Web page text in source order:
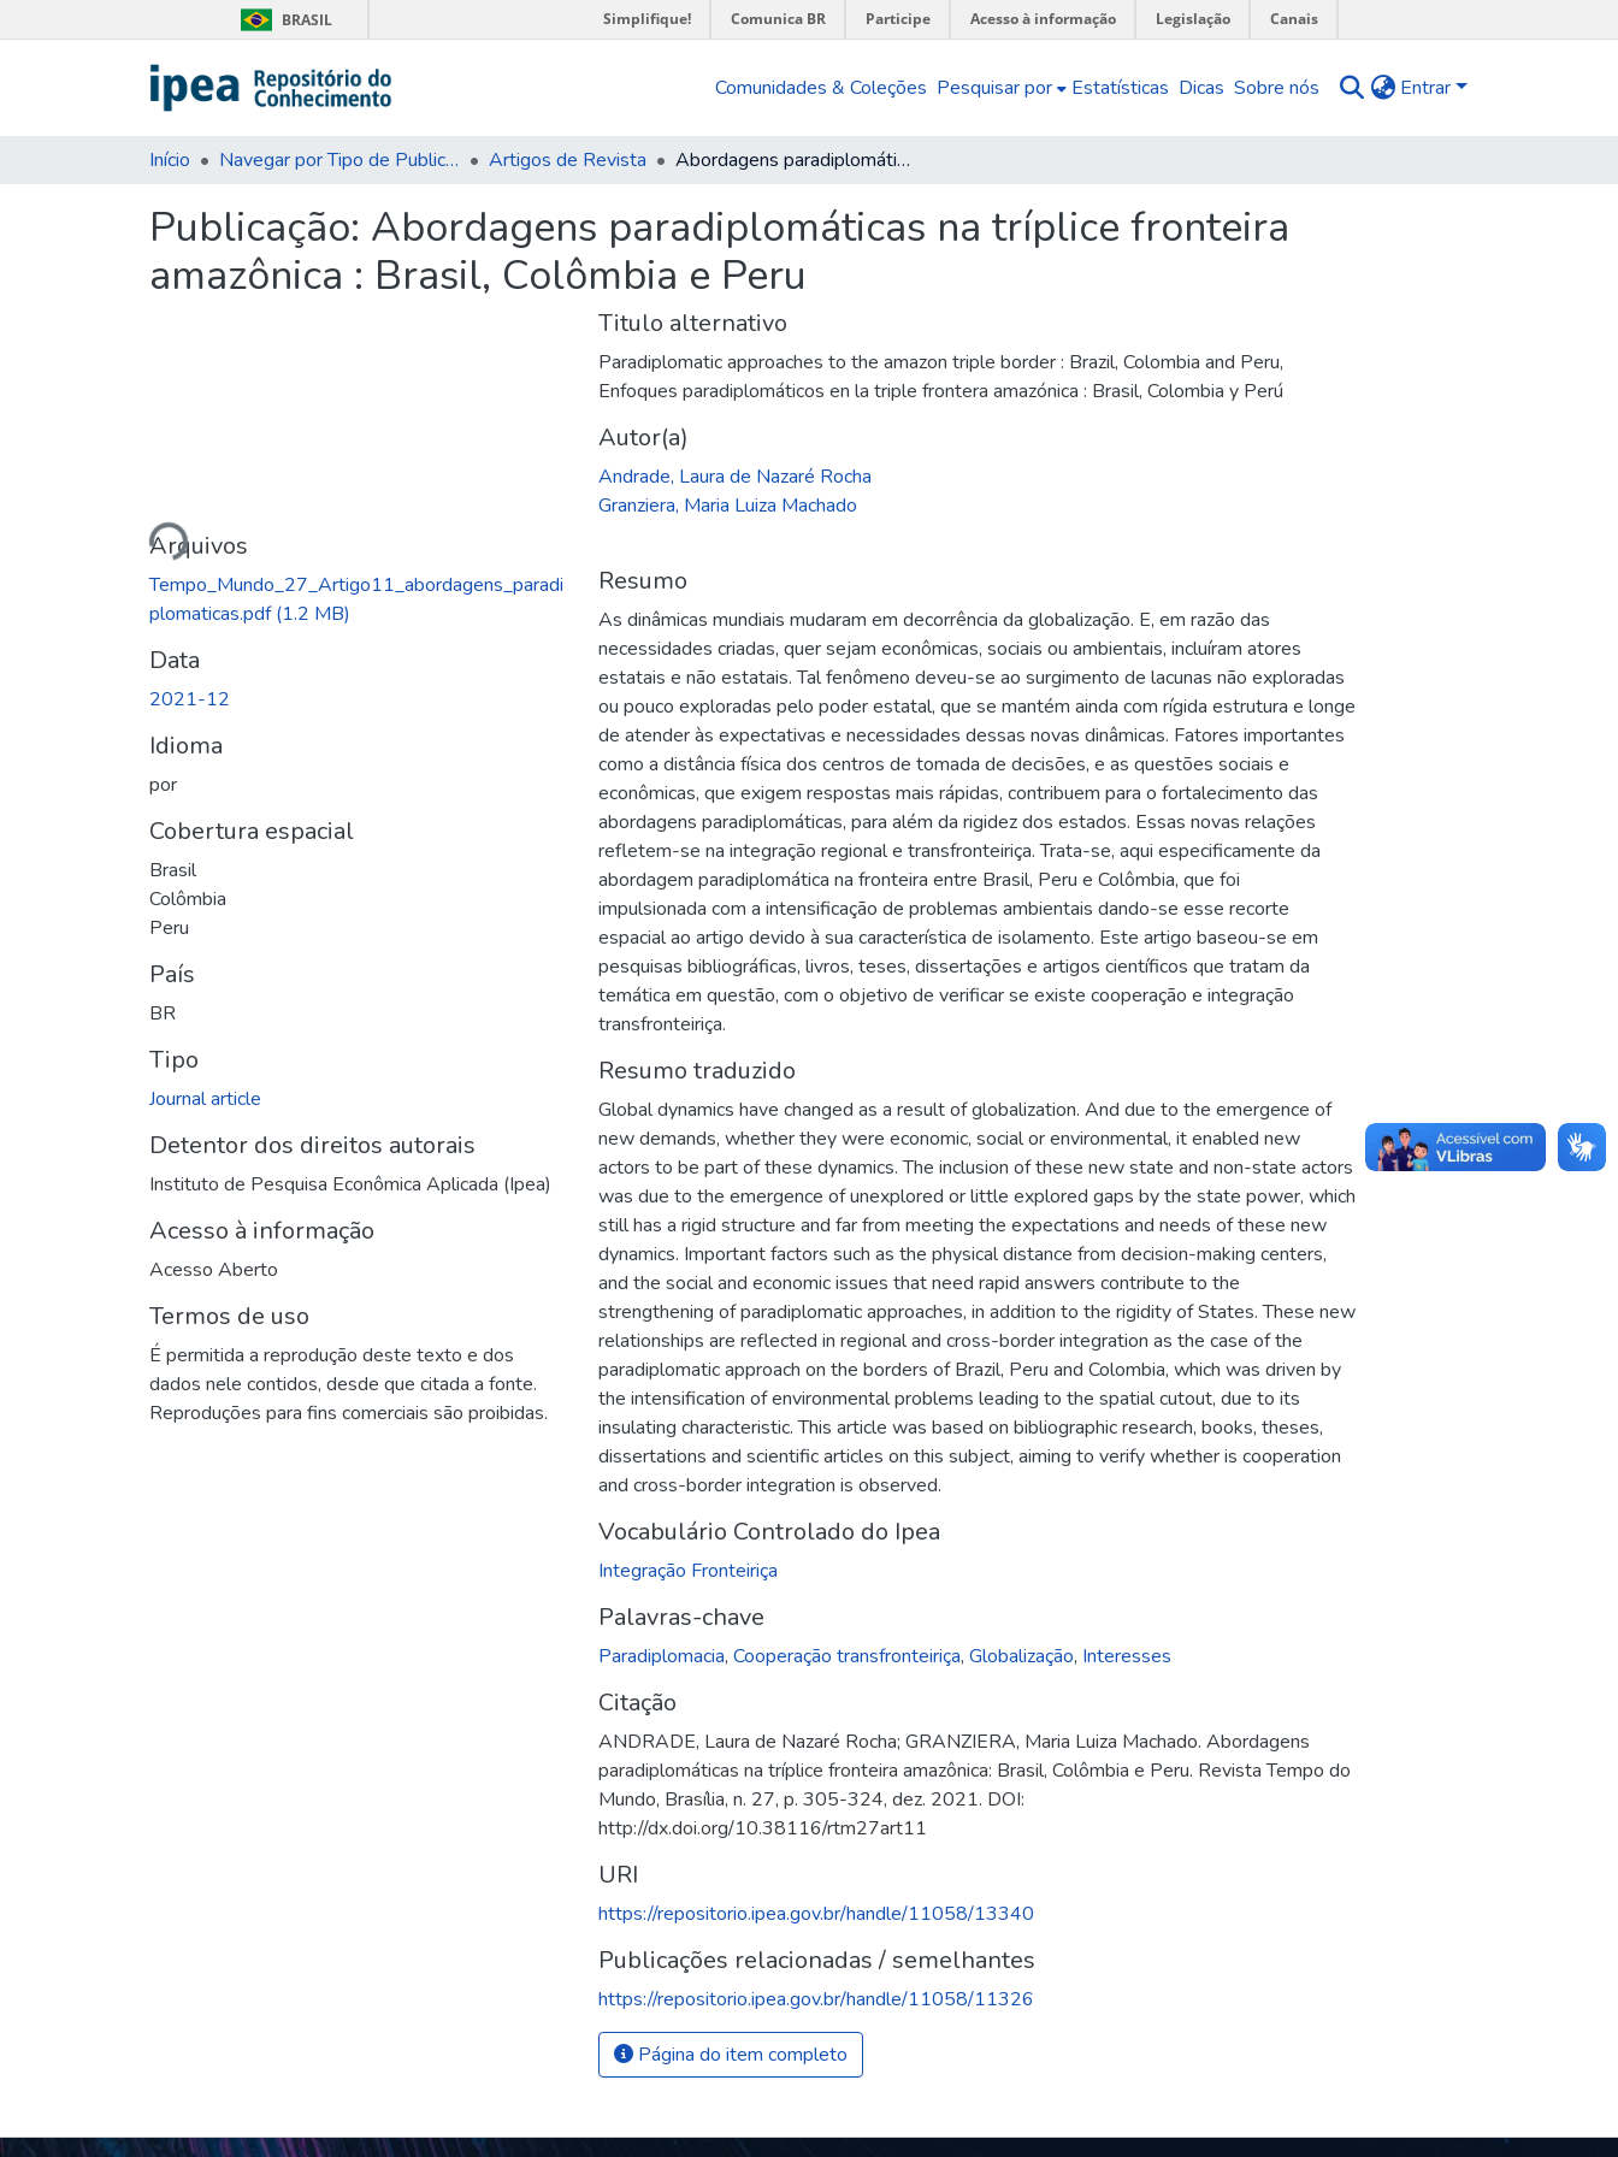
BRASIL Simplifique! Comunica BR Participe Acesso à informação Legislação Canais
Comunidades & Coleções Pesquisar por Estatísticas Dicas Sobre nós Entrar
Início Navegar por Tipo de Publicação Artigos de Revista Abordagens paradiplomáticas na tríplice fronteira amazônica : Brasil, Colômbia e Peru
Publicação: Abordagens paradiplomáticas na tríplice fronteira
amazônica : Brasil, Colômbia e Peru
Carregando...
Arquivos
Tempo_Mundo_27_Artigo11_abordagens_paradi
plomaticas.pdf(1.2 MB)
Data
2021-12
Idioma
por
Cobertura espacial
Brasil
Colômbia
Peru
País
BR
Tipo
Journal article
Detentor dos direitos autorais
Instituto de Pesquisa Econômica Aplicada (Ipea)
Acesso à informação
Acesso Aberto
Termos de uso
É permitida a reprodução deste texto e dos
dados nele contidos, desde que citada a fonte.
Reproduções para fins comerciais são proibidas.
Titulo alternativo
Paradiplomatic approaches to the amazon triple border : Brazil, Colombia and Peru,
Enfoques paradiplomáticos en la triple frontera amazónica : Brasil, Colombia y Perú
Autor(a)
Andrade, Laura de Nazaré Rocha
Granziera, Maria Luiza Machado
Resumo
As dinâmicas mundiais mudaram em decorrência da globalização. E, em razão das
necessidades criadas, quer sejam econômicas, sociais ou ambientais, incluíram atores
estatais e não estatais. Tal fenômeno deveu-se ao surgimento de lacunas não exploradas
ou pouco exploradas pelo poder estatal, que se mantém ainda com rígida estrutura e longe
de atender às expectativas e necessidades dessas novas dinâmicas. Fatores importantes
como a distância física dos centros de tomada de decisões, e as questões sociais e
econômicas, que exigem respostas mais rápidas, contribuem para o fortalecimento das
abordagens paradiplomáticas, para além da rigidez dos estados. Essas novas relações
refletem-se na integração regional e transfronteiriça. Trata-se, aqui especificamente da
abordagem paradiplomática na fronteira entre Brasil, Peru e Colômbia, que foi
impulsionada com a intensificação de problemas ambientais dando-se esse recorte
espacial ao artigo devido à sua característica de isolamento. Este artigo baseou-se em
pesquisas bibliográficas, livros, teses, dissertações e artigos científicos que tratam da
temática em questão, com o objetivo de verificar se existe cooperação e integração
transfronteiriça.
Resumo traduzido
Global dynamics have changed as a result of globalization. And due to the emergence of
new demands, whether they were economic, social or environmental, it enabled new
actors to be part of these dynamics. The inclusion of these new state and non-state actors
was due to the emergence of unexplored or little explored gaps by the state power, which
still has a rigid structure and far from meeting the expectations and needs of these new
dynamics. Important factors such as the physical distance from decision-making centers,
and the social and economic issues that need rapid answers contribute to the
strengthening of paradiplomatic approaches, in addition to the rigidity of States. These new
relationships are reflected in regional and cross-border integration as the case of the
paradiplomatic approach on the borders of Brazil, Peru and Colombia, which was driven by
the intensification of environmental problems leading to the spatial cutout, due to its
insulating characteristic. This article was based on bibliographic research, books, theses,
dissertations and scientific articles on this subject, aiming to verify whether is cooperation
and cross-border integration is observed.
Vocabulário Controlado do Ipea
Integração Fronteiriça
Palavras-chave
Paradiplomacia,Cooperação transfronteiriça,Globalização, Interesses
Citação
ANDRADE, Laura de Nazaré Rocha; GRANZIERA, Maria Luiza Machado. Abordagens
paradiplomáticas na tríplice fronteira amazônica: Brasil, Colômbia e Peru. Revista Tempo do
Mundo, Brasília, n. 27, p. 305-324, dez. 2021. DOI:
http://dx.doi.org/10.38116/rtm27art11
URI
https://repositorio.ipea.gov.br/handle/11058/13340
Publicações relacionadas / semelhantes
https://repositorio.ipea.gov.br/handle/11058/11326
Página do item completo